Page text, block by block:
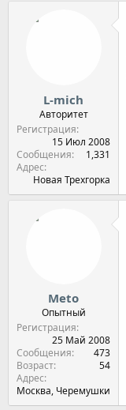
L-mich
Авторитет
Регистрация
15 Июл 2008
Сообщения
1,331
Адрес
Новая Трехгорка
Meto
Опытный
Регистрация
25 Май 2008
Сообщения
473
Возраст
54
Адрес
Москва, Черемушки